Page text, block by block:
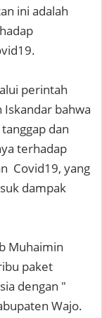
ini adalah
perintah
Iskandar bahwa
dan
terhadap
Covid19, yang
dampak
Muhaimin
paket
dengan "
Wajo.